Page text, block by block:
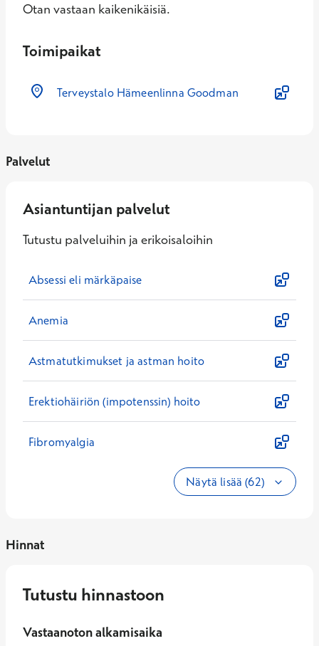
Otan vastaan kaikenikäisiä.
Toimipaikat
Terveystalo Hämeenlinna Goodman
Palvelut
Asiantuntijan palvelut
Tutustu palveluihin ja erikoisaloihin
Absessi eli märkäpaise
Anemia
Astmatutkimukset ja astman hoito
Erektiohäiriön (impotenssin) hoito
Fibromyalgia
Näytä lisää (62)
Hinnat
Tutustu hinnastoon
Vastaanoton alkamisaika